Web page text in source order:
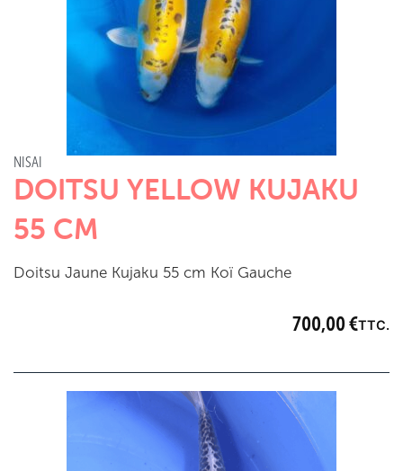
NISAI
DOITSU YELLOW KUJAKU
55 CM
700,00 €TTC.
Doitsu Jaune Kujaku 55 cm Koï Gauche